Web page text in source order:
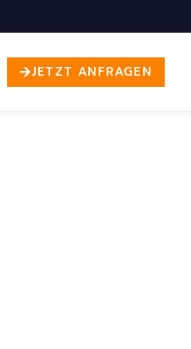
JETZT ANFRAGEN